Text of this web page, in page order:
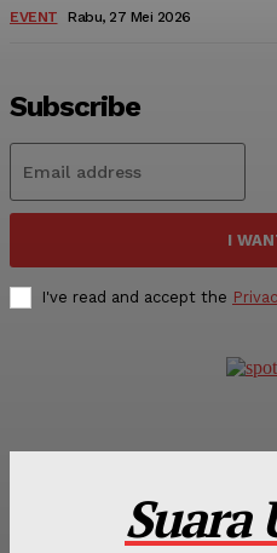
EVENT Rabu, 27 Mei 2026
Subscribe
I
I've read and accept the
Suara